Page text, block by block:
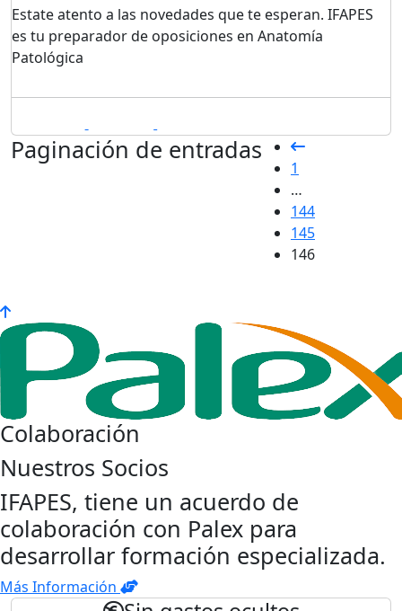
Estate atento a las novedades que te esperan. IFAPES
es tu preparador de oposiciones en Anatomía
Patológica
Paginación de entradas
1
…
144
145
146
Colaboración
Nuestros Socios
IFAPES, tiene un acuerdo de
colaboración con Palex para
desarrollar formación especializada.
Más Información